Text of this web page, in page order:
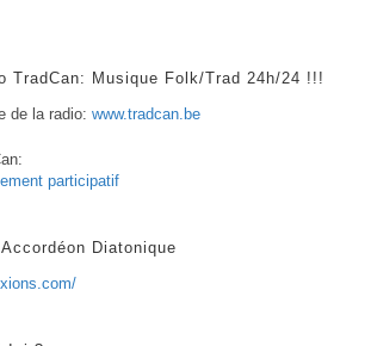
TradCan: Musique Folk/Trad 24h/24 !!!
de la radio:www.tradcan.be
participatif
Diatonique